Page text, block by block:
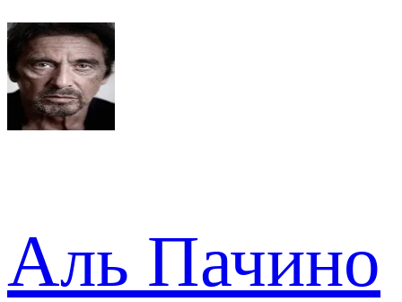
Аль Пачино